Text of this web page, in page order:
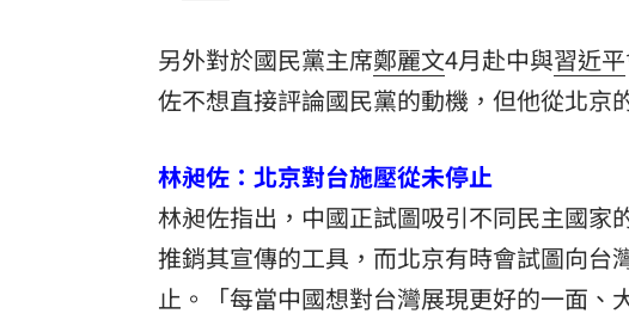
另外對於國民黨主席鄭麗文4月赴中與習近平
佐不想直接評論國民黨的動機，但他從北京
林昶佐：北京對台施壓從未停止
林昶佐指出，中國正試圖吸引不同民主國家
推銷其宣傳的工具，而北京有時會試圖向台
止。「每當中國想對台灣展現更好的一面、